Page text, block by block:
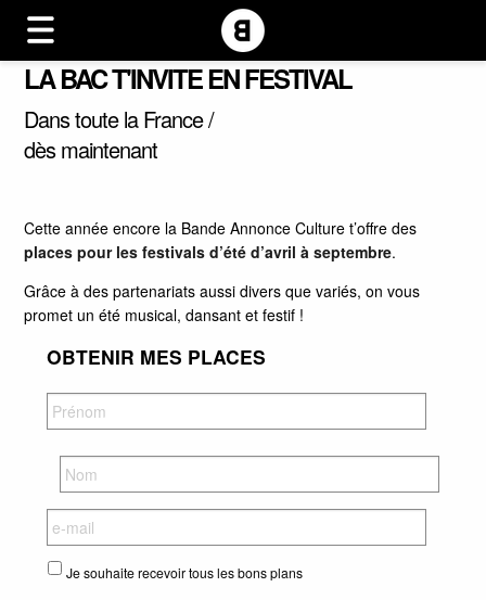
LA BAC T'INVITE EN FESTIVAL
Dans toute la France /
dès maintenant
Cette année encore la Bande Annonce Culture t’offre des
places pour les festivals d’été d’avril à septembre.
Grâce à des partenariats aussi divers que variés, on vous
promet un été musical, dansant et festif !
OBTENIR MES PLACES
Je souhaite recevoir tous les bons plans